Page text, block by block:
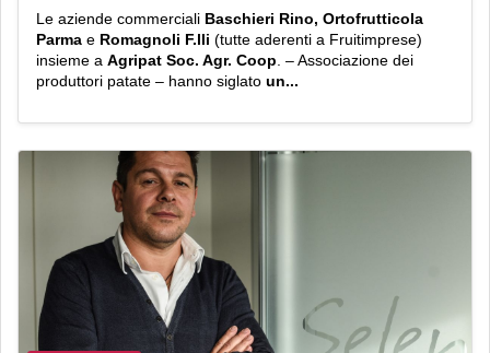
Le aziende commerciali Baschieri Rino, Ortofrutticola
Parma e Romagnoli F.lli (tutte aderenti a Fruitimprese)
insieme a Agripat Soc. Agr. Coop . – Associazione dei
produttori patate – hanno siglato un...